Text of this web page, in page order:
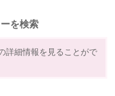
を検索
詳細情報を見ることがで